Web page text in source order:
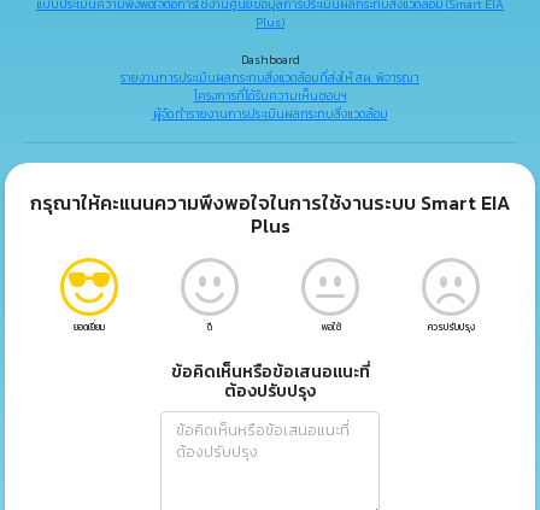
แบบประเมินความพึงพอใจต่อการใช้งานศูนย์ข้อมูลการประเมินผลกระทบสิ่งแวดล้อม (Smart EIA
Plus)
Dashboard
รายงานการประเมินผลกระทบสิ่งแวดล้อมที่ส่งให้ สผ. พิจารณา
โครงการที่ได้รับความเห็นชอบฯ
ผู้จัดทำรายงานการประเมินผลกระทบสิ่งแวดล้อม
กรุณาให้คะแนนความพึงพอใจในการใช้งานระบบ Smart EIA
Plus
ยอดเยี่ยม ดี พอใช้ ควรปรับปรุง
ข้อคิดเห็นหรือข้อเสนอแนะที่
ต้องปรับปรุง